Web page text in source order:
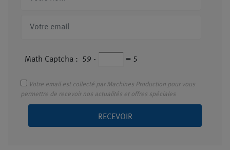
Math Captcha : 59 - = 5
Votre email est collecté par Machines Production pour vous
permettre de recevoir nos actualités et offres spéciales
RECEVOIR